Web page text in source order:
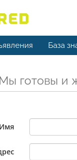
База
Мы готовы и
Имя